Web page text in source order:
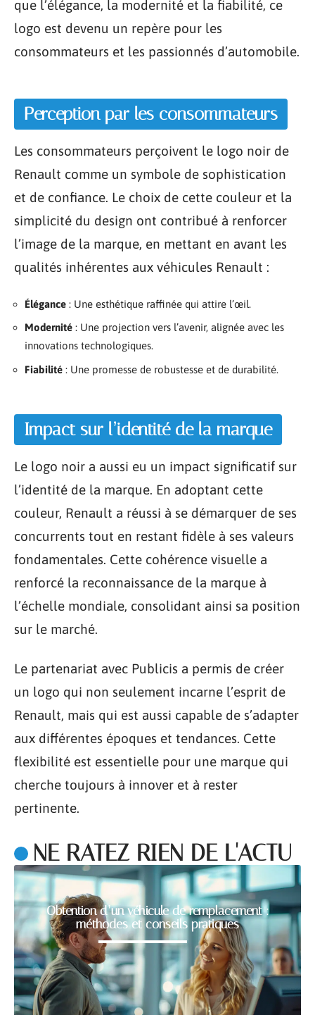
que l’élégance, la modernité et la fiabilité, ce
logo est devenu un repère pour les
consommateurs et les passionnés d’automobile.
Perception par les consommateurs
Les consommateurs perçoivent le logo noir de
Renault comme un symbole de sophistication
et de confiance. Le choix de cette couleur et la
simplicité du design ont contribué à renforcer
l’image de la marque, en mettant en avant les
qualités inhérentes aux véhicules Renault :
Élégance : Une esthétique raffinée qui attire l’œil.
Modernité : Une projection vers l’avenir, alignée avec les
innovations technologiques.
Fiabilité : Une promesse de robustesse et de durabilité.
Impact sur l’identité de la marque
Le logo noir a aussi eu un impact significatif sur
l’identité de la marque. En adoptant cette
couleur, Renault a réussi à se démarquer de ses
concurrents tout en restant fidèle à ses valeurs
fondamentales. Cette cohérence visuelle a
renforcé la reconnaissance de la marque à
l’échelle mondiale, consolidant ainsi sa position
sur le marché.
Le partenariat avec Publicis a permis de créer
un logo qui non seulement incarne l’esprit de
Renault, mais qui est aussi capable de s’adapter
aux différentes époques et tendances. Cette
flexibilité est essentielle pour une marque qui
cherche toujours à innover et à rester
pertinente.
NE RATEZ RIEN DE L'ACTU
Obtention d’un véhicule de remplacement :
méthodes et conseils pratiques